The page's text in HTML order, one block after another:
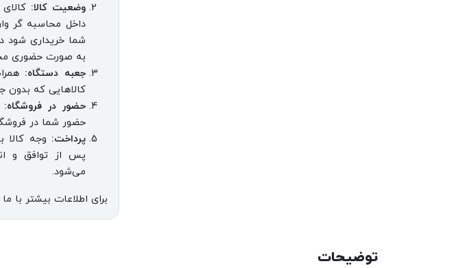
وضعیت کالا:
داخل محاسبه گر
شما خریداری
به صورت حضوری
جعبه دستگاه:
کالاهایی که بدون
حضور در فروشگاه:
حضور شما در
پرداخت:
پس از توافق و
می‌شود.
برای اطلاعات بیشتر با
توضیحات